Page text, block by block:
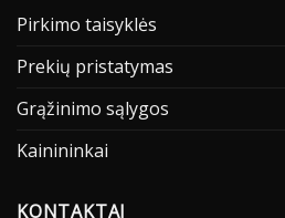
Pirkimo taisyklės
Prekių pristatymas
Grąžinimo sąlygos
Kainininkai
KONTAKTAI